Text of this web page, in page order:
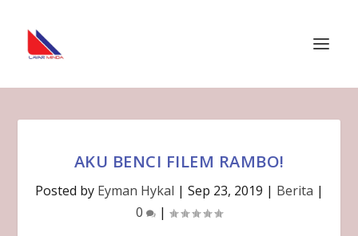
AKU BENCI FILEM RAMBO!
Posted by Eyman Hykal | Sep 23, 2019 | Berita |
0
|